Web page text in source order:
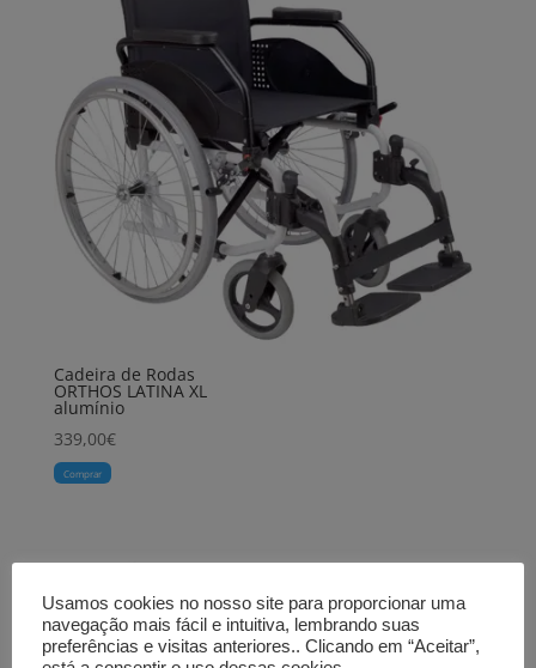
Cadeira de Rodas
ORTHOS LATINA XL
alumínio
339,00€
Comprar
Usamos cookies no nosso site para proporcionar uma
navegação mais fácil e intuitiva, lembrando suas
preferências e visitas anteriores.. Clicando em “Aceitar”,